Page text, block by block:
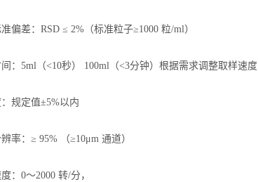
偏差：RSD ≤ 2%（标准粒子≥1000 粒/ml）
：5ml（<10秒） 100ml（<3分钟）根据需求调整取样速度
规定值±5%以内
率：≥ 95% （≥10μm 通道）
：0～2000 转/分，